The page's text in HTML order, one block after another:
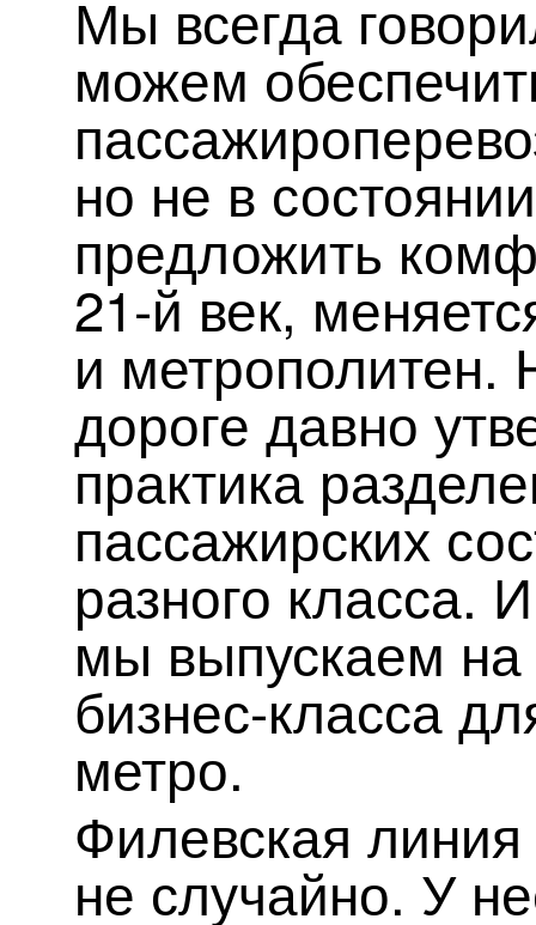
Мы всегда
можем
но не в
предложить
21-й век,
и метрополитен.
дороге давно
практика
пассажирских
разного класса.
мы выпускаем
бизнес-класса
метро.
Филевская
не случайно. У